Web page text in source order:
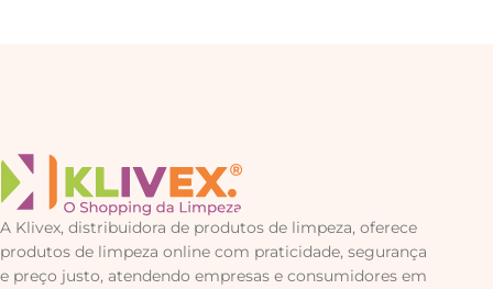
A Klivex, distribuidora de produtos de limpeza, oferece
produtos de limpeza online com praticidade, segurança
e preço justo, atendendo empresas e consumidores em